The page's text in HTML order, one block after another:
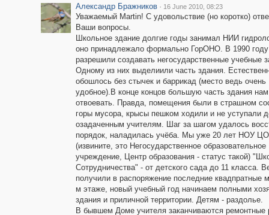
Александр Бражников · 16 June 2010, 08:23
Уважаемый Martin! С удовольствие (но коротко)
Ваши вопросы.
Школьное здание долгие годы занимал НИИ
оно принадлежало формально ГорОНО. В 1990 году
разрешили создавать негосударственные учебные
Одному из них выделиили часть здания.
обошлось без стычек и баррикад (место ведь очень
удобное).В конце концов большую часть здания
отвоевать. Правда, помещения были в страшном
горы мусора, крысы пешком ходили и не уступали
озадаченным учителям. Шаг за шагом удалось
порядок, наладилась учёба. Мы уже 20 лет НОУ ЦО
(извините, это Негосударственное образовательное
учреждение, Центр образования - статус такой)
Сотрудничества" - от детского сада до 11 класса.
получили в распоряжение последние квадпратные
м этаже, новый учебный год начинаем полными
здания и приличной территории. Детям - раздолье.
В бывшем Доме учителя заканчиваются ремонтные